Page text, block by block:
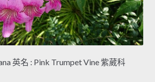
英名 : Pink Trumpet Vine 紫葳科